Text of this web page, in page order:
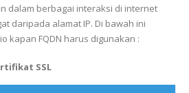
dalam berbagai interaksi di internet
daripada alamat IP. Di bawah ini
kapan FQDN harus digunakan :
SSL